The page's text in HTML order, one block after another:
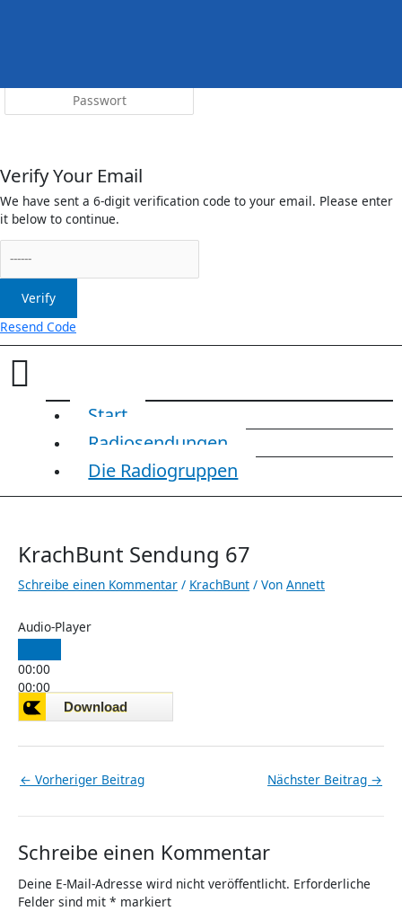
Verify Your Email
We have sent a 6-digit verification code to your email. Please enter
it below to continue.
Verify
Resend Code
Start
Radiosendungen
Die Radiogruppen
KrachBunt Sendung 67
Schreibe einen Kommentar / KrachBunt / Von Annett
Audio-Player
00:00
00:00
00:00
← Vorheriger Beitrag Nächster Beitrag →
Schreibe einen Kommentar
Deine E-Mail-Adresse wird nicht veröffentlicht. Erforderliche
Felder sind mit * markiert